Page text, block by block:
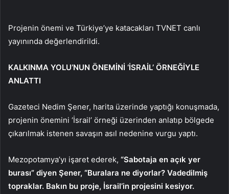
Projenin önemi ve Türkiye’ye katacakları TVNET canlı
yayınında değerlendirildi.
KALKINMA YOLU’NUN ÖNEMİNİ ‘İSRAİL’ ÖRNEĞİYLE
ANLATTI
Gazeteci Nedim Şener, harita üzerinde yaptığı konuşmada,
projenin önemini ‘İsrail’ örneği üzerinden anlatıp bölgede
çıkarılmak istenen savaşın asıl nedenine vurgu yaptı.
Mezopotamya’yı işaret ederek, “Sabotaja en açık yer
burası” diyen Şener, “Buralara ne diyorlar? Vadedilmiş
topraklar. Bakın bu proje, İsrail’in projesini kesiyor.